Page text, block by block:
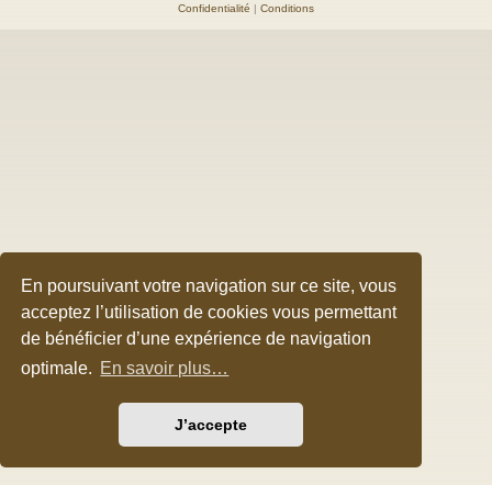
En poursuivant votre navigation sur ce site, vous
acceptez l’utilisation de cookies vous permettant
de bénéficier d’une expérience de navigation
optimale. En savoir plus…
J’accepte
Confidentialité | Conditions